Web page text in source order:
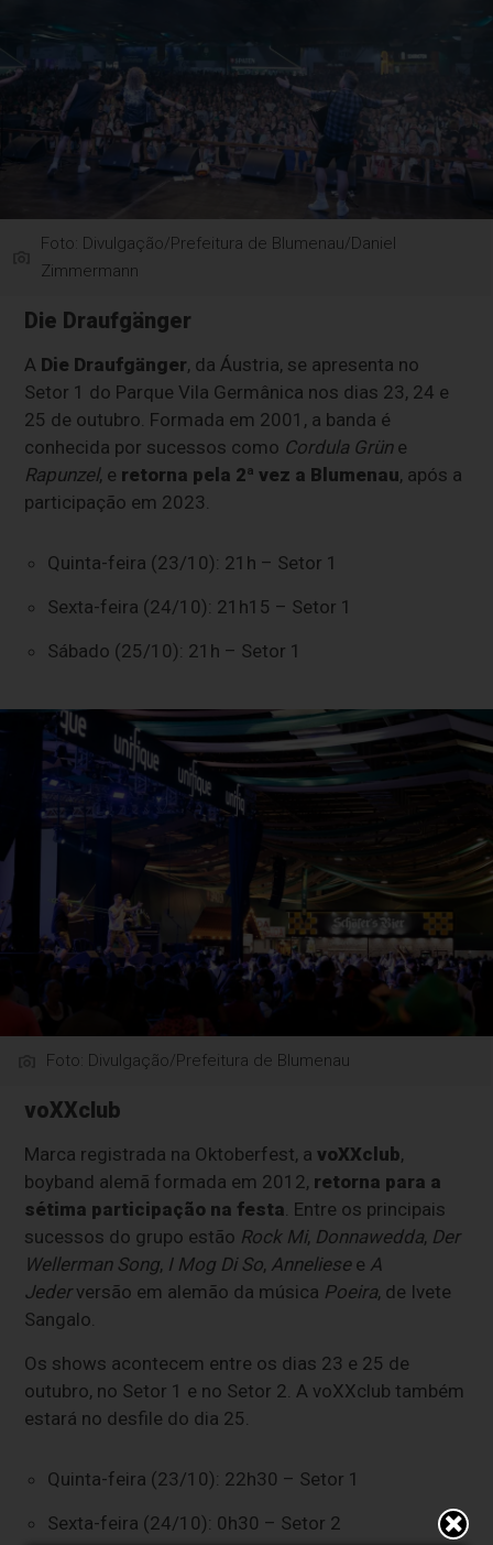
Foto: Divulgação/Prefeitura de Blumenau/Daniel
Zimmermann
Die Draufgänger
A Die Draufgänger, da Áustria, se apresenta no
Setor 1 do Parque Vila Germânica nos dias 23, 24 e
25 de outubro. Formada em 2001, a banda é
conhecida por sucessos como Cordula Grüne
Rapunzel, e retorna pela 2ª vez a Blumenau, após a
participação em 2023.
Quinta-feira (23/10): 21h – Setor 1
Sexta-feira (24/10): 21h15 – Setor 1
Sábado (25/10): 21h – Setor 1
Foto: Divulgação/Prefeitura de Blumenau
voXXclub
Marca registrada na Oktoberfest, avoXXclub,
boyband alemã formada em 2012, retorna para a
sétima participação na festa. Entre os principais
sucessos do grupo estão Rock Mi, Donnawedda, Der
Wellerman Song, I Mog Di So, Anneliesee A
Jederversão em alemão da música Poeira, de Ivete
Sangalo.
Os shows acontecem entre os dias 23 e 25 de
outubro, no Setor 1 e no Setor 2. A voXXclub também
estará no desfile do dia 25.
Quinta-feira (23/10): 22h30 – Setor 1
Sexta-feira (24/10): 0h30 – Setor 2